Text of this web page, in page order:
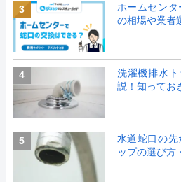
3
ホームセン
の相場や業者
4
洗濯機排水
説！知ってお
5
水道蛇口の
ップの選び方